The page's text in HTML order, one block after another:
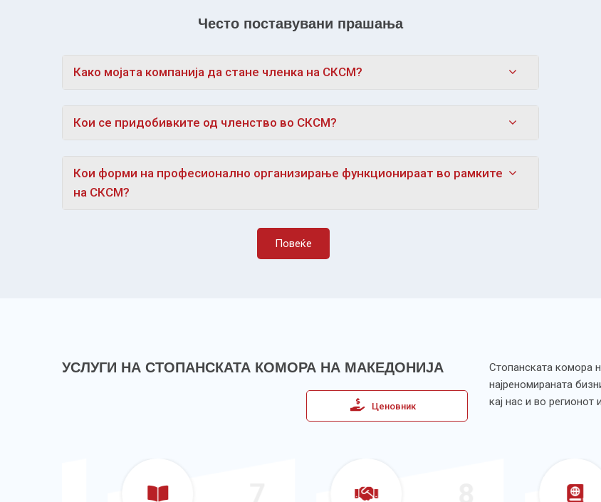
Често поставувани прашања
Како мојата компанија да стане членка на СКСМ?
Кои се придобивките од членство во СКСМ?
Кои форми на професионално организирање функционираат во рамките
на СКСМ?
Повеќе
УСЛУГИ НА СТОПАНСКАТА КОМОРА НА МАКЕДОНИЈА
Ценовник
Стопанската комора
најреномираната
кај нас и во регионот